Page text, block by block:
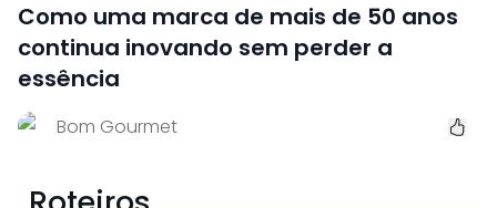
Como uma marca de mais de 50 anos
continua inovando sem perder a
essência
Bom Gourmet